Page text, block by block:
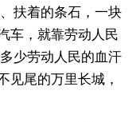
扶着的条石，一块
车，就靠劳动人民
少劳动人民的血汗
见尾的万里长城，